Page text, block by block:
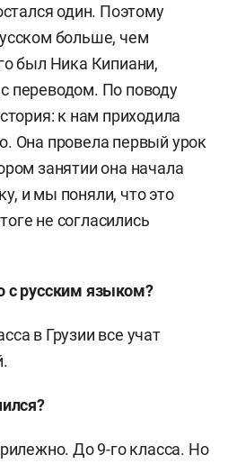
один. Поэтому
больше, чем
был Ника Кипиани,
переводом. По поводу
к нам приходила
Она провела первый урок
занятии она начала
и мы поняли, что это
не согласились
русским языком?
в Грузии все учат
До 9-го класса. Но